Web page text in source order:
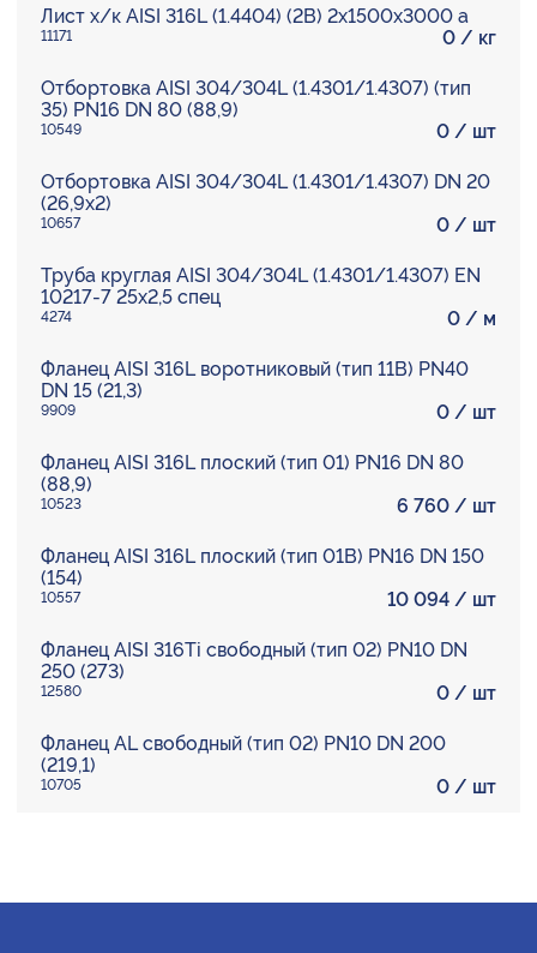
11171
Лист х/к AISI 316L (1.4404) (2B) 2х1500х3000 а
0 / кг
10549
Отбортовка AISI 304/304L (1.4301/1.4307) (тип
35) PN16 DN 80 (88,9)
0 / шт
10657
Отбортовка AISI 304/304L (1.4301/1.4307) DN 20
(26,9х2)
0 / шт
4274
Труба круглая AISI 304/304L (1.4301/1.4307) EN
10217-7 25х2,5 спец
0 / м
9909
Фланец AISI 316L воротниковый (тип 11B) PN40
DN 15 (21,3)
0 / шт
10523
Фланец AISI 316L плоский (тип 01) PN16 DN 80
(88,9)
6 760 / шт
10557
Фланец AISI 316L плоский (тип 01B) PN16 DN 150
(154)
10 094 / шт
12580
Фланец AISI 316Ti свободный (тип 02) PN10 DN
250 (273)
0 / шт
10705
Фланец AL свободный (тип 02) PN10 DN 200
(219,1)
0 / шт